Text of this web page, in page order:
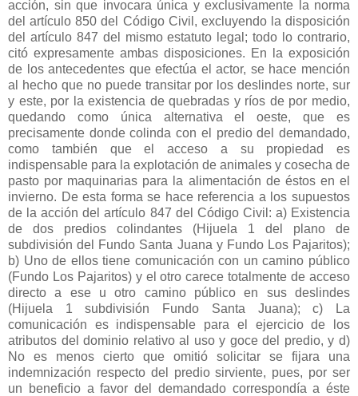
acción, sin que invocara única y exclusivamente la norma
del artículo 850 del Código Civil, excluyendo la disposición
del artículo 847 del mismo estatuto legal; todo lo contrario,
citó expresamente ambas disposiciones. En la exposición
de los antecedentes que efectúa el actor, se hace mención
al hecho que no puede transitar por los deslindes norte, sur
y este, por la existencia de quebradas y ríos de por medio,
quedando como única alternativa el oeste, que es
precisamente donde colinda con el predio del demandado,
como también que el acceso a su propiedad es
indispensable para la explotación de animales y cosecha de
pasto por maquinarias para la alimentación de éstos en el
invierno. De esta forma se hace referencia a los supuestos
de la acción del artículo 847 del Código Civil: a) Existencia
de dos predios colindantes (Hijuela 1 del plano de
subdivisión del Fundo Santa Juana y Fundo Los Pajaritos);
b) Uno de ellos tiene comunicación con un camino público
(Fundo Los Pajaritos) y el otro carece totalmente de acceso
directo a ese u otro camino público en sus deslindes
(Hijuela 1 subdivisión Fundo Santa Juana); c) La
comunicación es indispensable para el ejercicio de los
atributos del dominio relativo al uso y goce del predio, y d)
No es menos cierto que omitió solicitar se fijara una
indemnización respecto del predio sirviente, pues, por ser
un beneficio a favor del demandado correspondía a éste